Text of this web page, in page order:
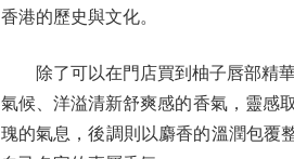
香港的歷史與文化。
除了可以在門店買到柚子唇部精華
氣候、洋溢清新舒爽感的香氣，靈感
瑰的氣息，後調則以麝香的溫潤包覆